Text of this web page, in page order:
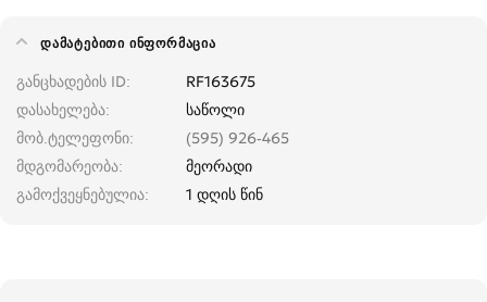
ᲓᲐᲛᲐᲢᲔᲑᲘᲗᲘ ᲘᲜᲤᲝᲠᲛᲐᲪᲘᲐ
განცხადების ID
RF163675
დასახელება
საწოლი
მობ.ტელეფონი
(595) 926-465
მდგომარეობა
მეორადი
გამოქვეყნებულია
1 დღის წინ